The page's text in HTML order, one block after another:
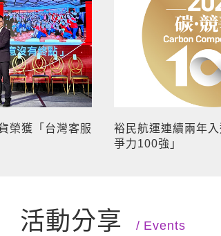
榮獲「台灣客服
裕民航運連續兩年
爭力100強」
活動分享 Events